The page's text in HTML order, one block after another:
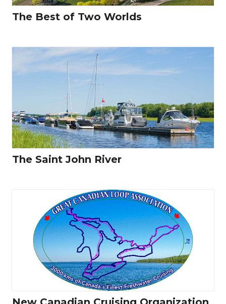
The Best of Two Worlds
The Saint John River